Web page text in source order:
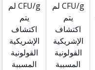
CFU/g لم
يتم
اكتشاف
الإشريكية
القولونية
المسببة
CFU/g لم
يتم
اكتشاف
الإشريكية
القولونية
المسببة